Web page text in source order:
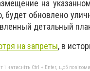
на
будет обновлено
детальный
на запреты, в
натисніть Ctrl + Enter, щоб